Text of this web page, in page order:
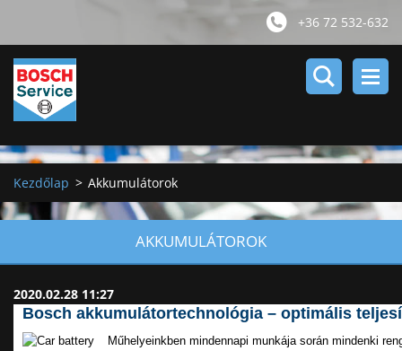
+36 72 532-632
Kezdőlap > Akkumulátorok
AKKUMULÁTOROK
2020.02.28 11:27
Bosch akkumulátortechnológia – optimális
Műhelyeinkben mindennapi munkája során mindenki